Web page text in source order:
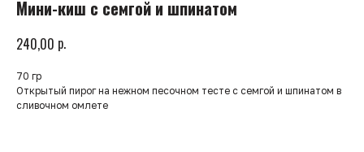
Мини-киш с семгой и шпинатом
240,00 р.
70 гр
Открытый пирог на нежном песочном тесте с семгой и шпинатом в
сливочном омлете